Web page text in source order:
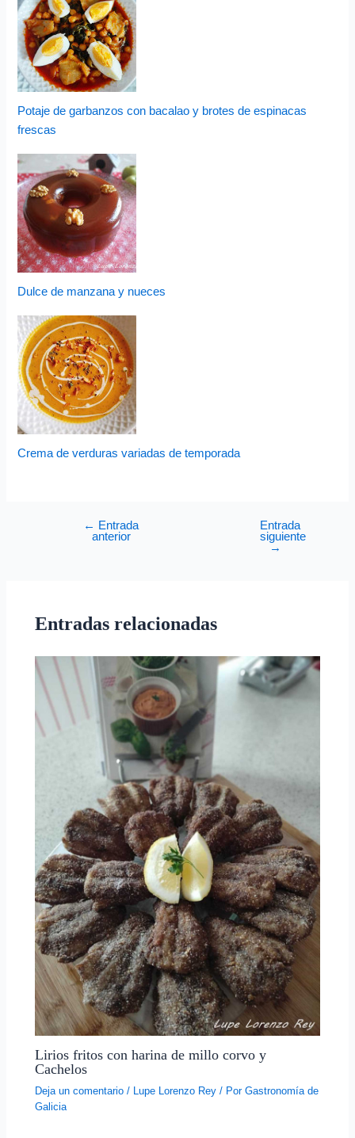
Potaje de garbanzos con bacalao y brotes de espinacas
frescas
Dulce de manzana y nueces
Crema de verduras variadas de temporada
← Entrada
anterior
Entrada
siguiente
→
Entradas relacionadas
Lirios fritos con harina de millo corvo y
Cachelos
Deja un comentario / Lupe Lorenzo Rey / PorGastronomía de
Galicia